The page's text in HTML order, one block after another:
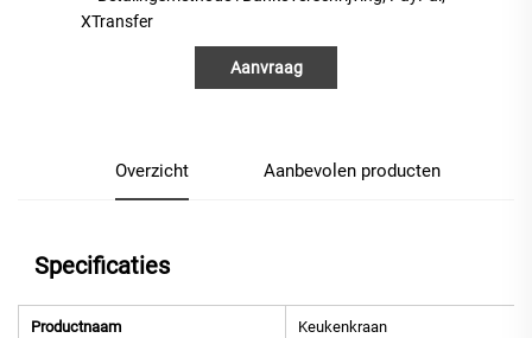
XTransfer
Aanvraag
Overzicht Aanbevolen producten
Specificaties
Productnaam Keukenkraan